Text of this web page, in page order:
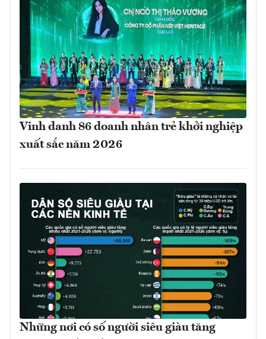
Vinh danh 86 doanh nhân trẻ khởi nghiệp
xuất sắc năm 2026
Những nơi có số người siêu giàu tăng